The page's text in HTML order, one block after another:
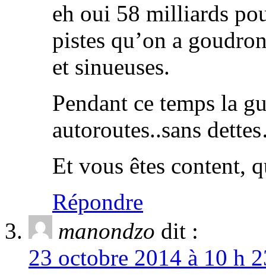
eh oui 58 milliards
pistes qu’on a
et sinueuses.
Pendant ce temps la
autoroutes..sans
Et vous êtes content,
Répondre
manondzo dit :
23 octobre 2014 à 10 h